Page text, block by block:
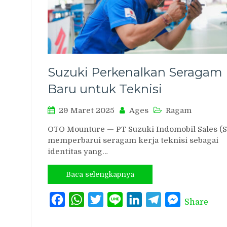
Suzuki Perkenalkan Seragam
Baru untuk Teknisi
29 Maret 2025 Ages Ragam
OTO Mounture — PT Suzuki Indomobil Sales
memperbarui seragam kerja teknisi sebagai
identitas yang…
Baca selengkapnya
FacebookWhatsAppTwitterLine LinkedInTelegramMessenger
Share